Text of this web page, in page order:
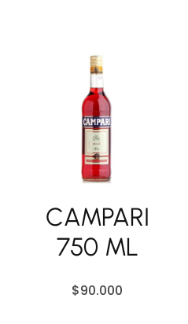
CAMPARI
750 ML
$90.000